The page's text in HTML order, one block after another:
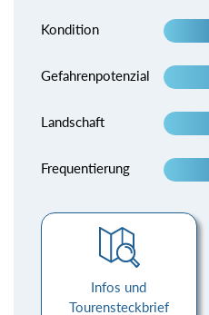
Kondition
Gefahrenpotenzial
Landschaft
Frequentierung
Infos und
Tourensteckbrief